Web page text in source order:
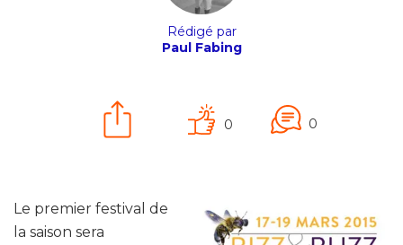
Rédigé par
Paul Fabing
0 0
Le premier festival de
la saison sera